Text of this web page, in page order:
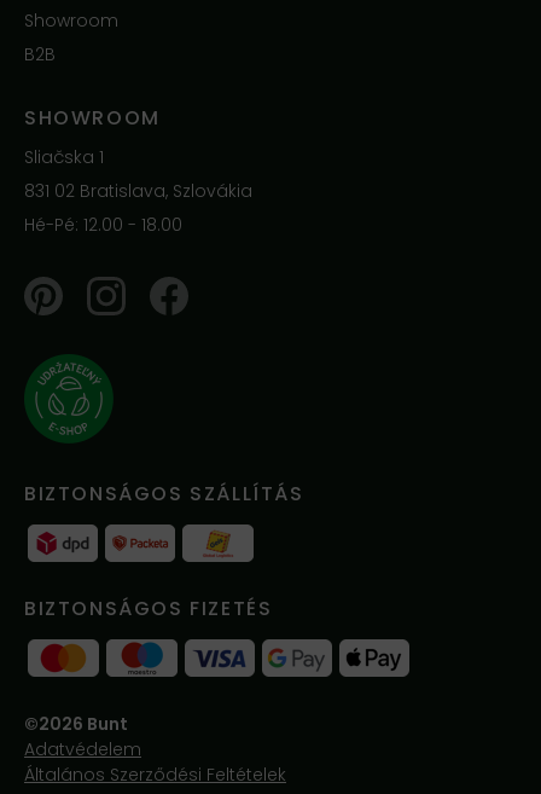
Showroom
B2B
SHOWROOM
Sliačska 1
831 02 Bratislava, Szlovákia
Hé-Pé: 12.00 - 18.00
PinterestInstagramFacebook
BIZTONSÁGOS SZÁLLÍTÁS
BIZTONSÁGOS FIZETÉS
©2026 Bunt
Adatvédelem
Általános Szerződési Feltételek